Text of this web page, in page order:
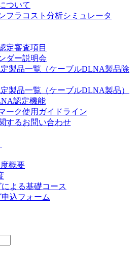
ついて
フラコスト分析シミュレータ
定審査項目
ダー説明会
定製品一覧（ケーブルDLNA製品除
製品一覧（ケーブルDLNA製品）
認定機能
ーク使用ガイドライン
するお問い合わせ
概要
よる基礎コース
込フォーム